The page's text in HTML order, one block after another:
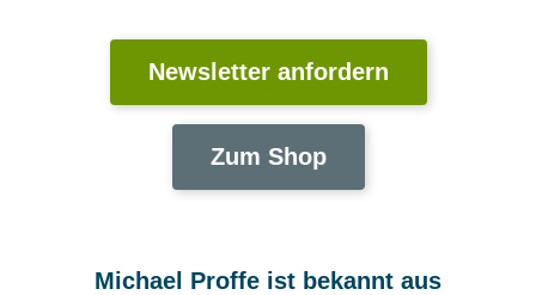
Newsletter anfordern
Zum Shop
Michael Proffe ist bekannt aus